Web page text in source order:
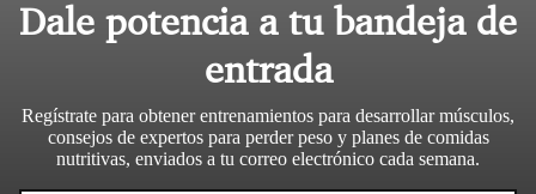
Dale potencia a tu bandeja de
entrada
Regístrate para obtener entrenamientos para desarrollar músculos,
consejos de expertos para perder peso y planes de comidas
nutritivas, enviados a tu correo electrónico cada semana.